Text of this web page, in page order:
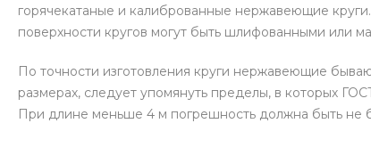
горячекатаные и калиброванные нержавеющие
поверхности кругов могут быть шлифованными или
По точности изготовления круги нержавеющие
размерах, следует упомянуть пределы, в которых
При длине меньше 4 м погрешность должна быть не